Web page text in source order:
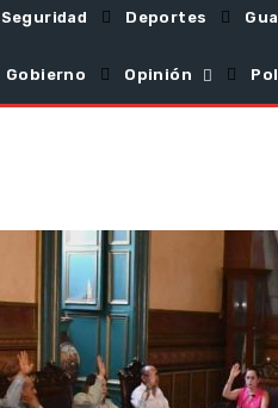
Seguridad Deportes
Gobierno Opinión